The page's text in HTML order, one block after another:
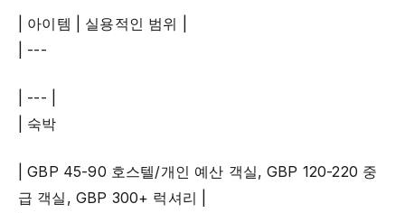
| 아이템 | 실용적인 범위 |
| ---
| --- |
| 숙박
| GBP 45-90 호스텔/개인 예산 객실, GBP 120-220 중
급 객실, GBP 300+ 럭셔리 |